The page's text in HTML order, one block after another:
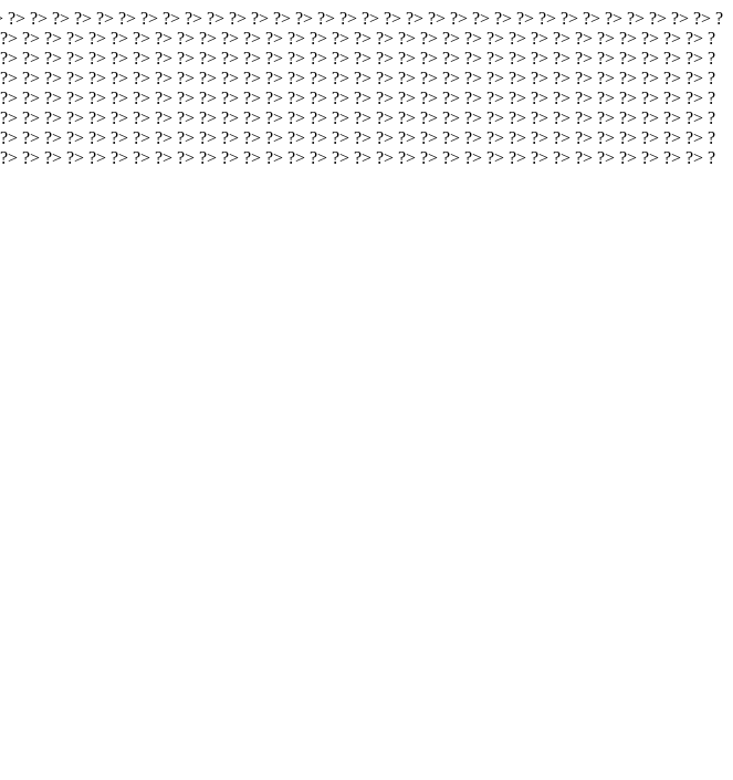
?> ?> ?> ?> ?> ?> ?> ?> ?> ?> ?> ?> ?> ?> ?> ?> ?> ?> ?> ?> ?> ?> ?> ?> ?> ?> ?> ?> ?> ?> ?> ?
?> ?> ?> ?> ?> ?> ?> ?> ?> ?> ?> ?> ?> ?> ?> ?> ?> ?> ?> ?> ?> ?> ?> ?> ?> ?> ?> ?> ?> ?> ?> ?
?> ?> ?> ?> ?> ?> ?> ?> ?> ?> ?> ?> ?> ?> ?> ?> ?> ?> ?> ?> ?> ?> ?> ?> ?> ?> ?> ?> ?> ?> ?> ?
?> ?> ?> ?> ?> ?> ?> ?> ?> ?> ?> ?> ?> ?> ?> ?> ?> ?> ?> ?> ?> ?> ?> ?> ?> ?> ?> ?> ?> ?> ?> ?
?> ?> ?> ?> ?> ?> ?> ?> ?> ?> ?> ?> ?> ?> ?> ?> ?> ?> ?> ?> ?> ?> ?> ?> ?> ?> ?> ?> ?> ?> ?> ?
?> ?> ?> ?> ?> ?> ?> ?> ?> ?> ?> ?> ?> ?> ?> ?> ?> ?> ?> ?> ?> ?> ?> ?> ?> ?> ?> ?> ?> ?> ?> ?
?> ?> ?> ?> ?> ?> ?> ?> ?> ?> ?> ?> ?> ?> ?> ?> ?> ?> ?> ?> ?> ?> ?> ?> ?> ?> ?> ?> ?> ?> ?> ?
?> ?> ?> ?> ?> ?> ?> ?> ?> ?> ?> ?> ?> ?> ?> ?> ?> ?> ?> ?> ?> ?> ?> ?> ?> ?> ?> ?> ?> ?> ?> ?